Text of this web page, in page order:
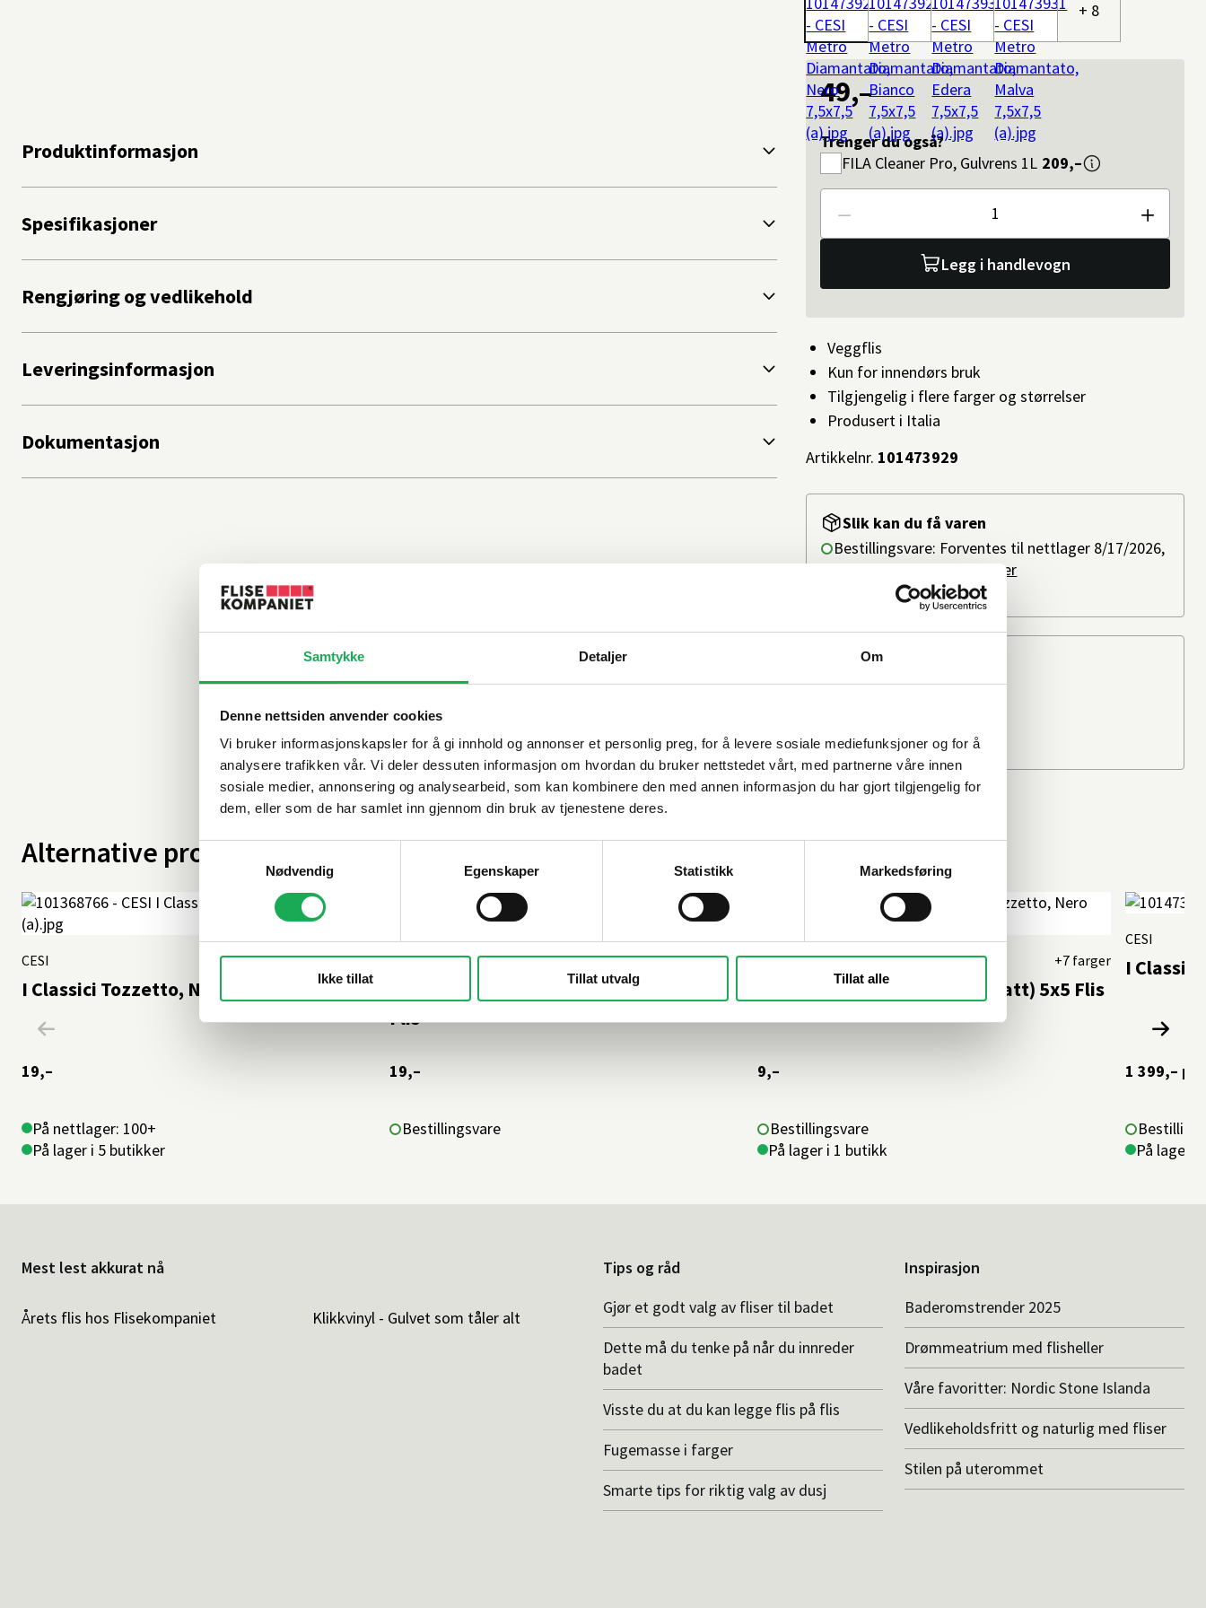
Samtykke Detaljer Om
Denne nettsiden anvender cookies
Vi bruker informasjonskapsler for å gi innhold og annonser et personlig preg, for å levere sosiale mediefunksjoner og for å
analysere trafikken vår. Vi deler dessuten informasjon om hvordan du bruker nettstedet vårt, med partnerne våre innen
sosiale medier, annonsering og analysearbeid, som kan kombinere den med annen informasjon du har gjort tilgjengelig for
dem, eller som de har samlet inn gjennom din bruk av tjenestene deres.
Samtykkevalg
Nødvendig
Egenskaper Statistikk Markedsføring
Ikke tillat Tillat utvalg Tillat alle
+ 8
49,–
Trenger du også?
FILA Cleaner Pro, Gulvrens 1L 209,–
Antall
Legg i handlevogn
Slik kan du få varen
Bestillingsvare: Forventes til nettlager 8/17/2026,
ved bestilling i dag.Les mer
Ikke på lager i butikk
Veggflis
Kun for innendørs bruk
Tilgjengelig i flere farger og størrelser
Produsert i Italia
Artikkelnr. 101473929
Beregn frakten
Ditt postnummer
Produktinformasjon
Spesifikasjoner
Rengjøring og vedlikehold
Leveringsinformasjon
Dokumentasjon
Alternative produkter
I Classici Tozzetto, Nero (matt) 5x5 Flis
CESI +59 farger
19,–
På nettlager: 100+
På lager i 5 butikker
I Classici Tozzetto, Paprika (matt) 5x5
Flis
CESI +59 farger
19,–
Bestillingsvare
Diamante Tozzetto, Nero (Matt) 5x5 Flis
TONALITE +7 farger
9,–
Bestillingsvare
På lager i 1 butikk
I
CESI
1 399,–
På lager i
Mest lest akkurat nå
Årets flis hos Flisekompaniet Klikkvinyl - Gulvet som tåler alt
Tips og råd
Gjør et godt valg av fliser til badet
Dette må du tenke på når du innreder
badet
Visste du at du kan legge flis på flis
Fugemasse i farger
Smarte tips for riktig valg av dusj
Inspirasjon
Baderomstrender 2025
Drømmeatrium med flisheller
Våre favoritter: Nordic Stone Islanda
Vedlikeholdsfritt og naturlig med fliser
Stilen på uterommet